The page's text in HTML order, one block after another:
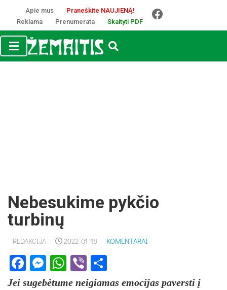
Apie mus
Praneškite NAUJIENĄ!
Reklama
Prenumerata Skaityti PDF
Nebesukime pykčio
turbinų
REDAKCIJA 2022-01-18 KOMENTARAI
Facebook
Messenger
WhatsApp
Viber
Jei su­gebė­tu­me nei­gia­mas emo­ci­jas pa­vers­ti į